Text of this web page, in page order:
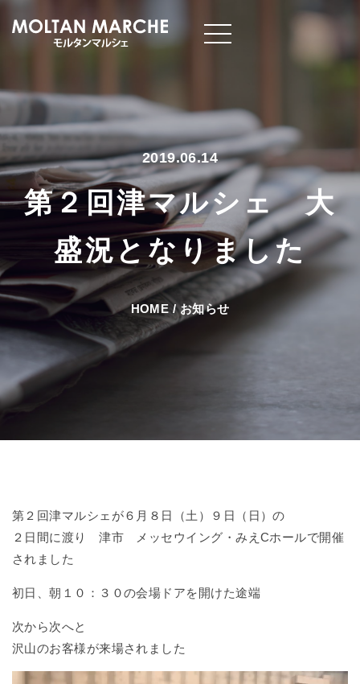
2019.06.14
第２回津マルシェ 大
盛況となりました
HOME /お知らせ
第２回津マルシェが６月８日（土）９日（日）の
２日間に渡り 津市 メッセウイング・みえCホールで開催
されました
初日、朝１０：３０の会場ドアを開けた途端
次から次へと
沢山のお客様が来場されました